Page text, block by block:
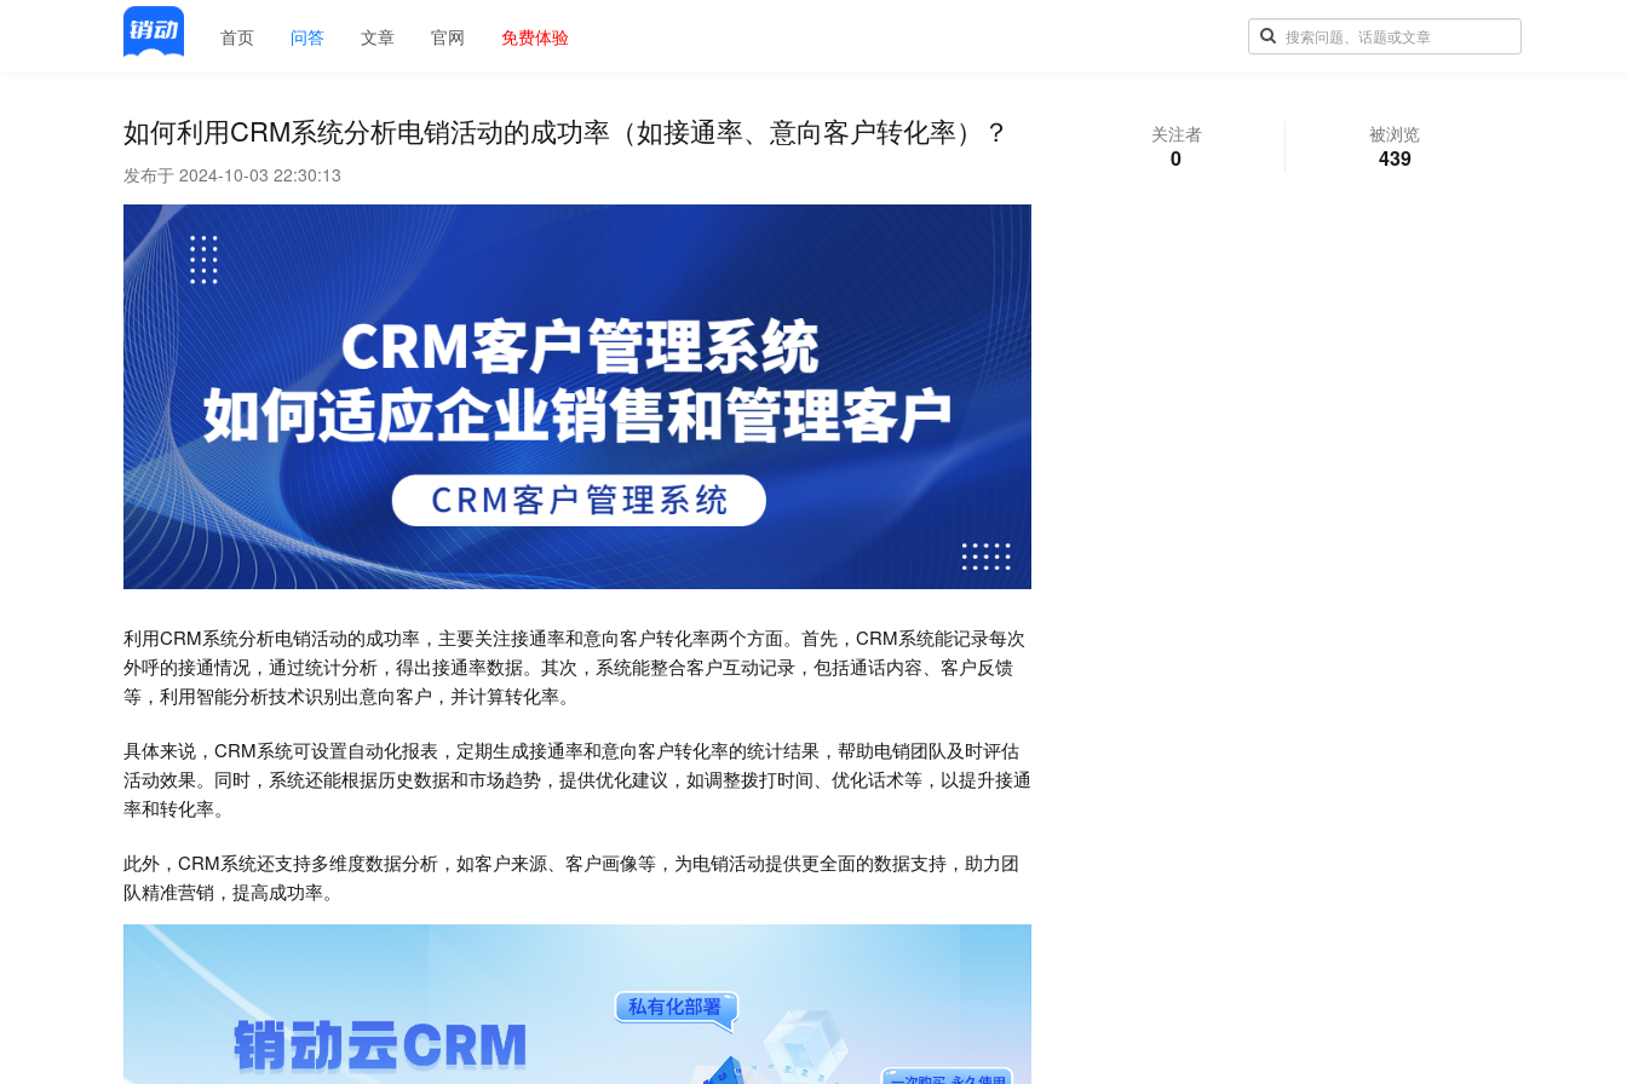
首页 问答 文章 官网 免费体验
如何利用CRM系统分析电销活动的成功率（如接通率、意向客户转化率）？
发布于 2024-10-03 22:30:13
利用CRM系统分析电销活动的成功率，主要关注接通率和意向客户转化率两个方面。首先，CRM系统能记录每次
外呼的接通情况，通过统计分析，得出接通率数据。其次，系统能整合客户互动记录，包括通话内容、客户反馈
等，利用智能分析技术识别出意向客户，并计算转化率。
具体来说，CRM系统可设置自动化报表，定期生成接通率和意向客户转化率的统计结果，帮助电销团队及时评估
活动效果。同时，系统还能根据历史数据和市场趋势，提供优化建议，如调整拨打时间、优化话术等，以提升接通
率和转化率。
此外，CRM系统还支持多维度数据分析，如客户来源、客户画像等，为电销活动提供更全面的数据支持，助力团
队精准营销，提高成功率。
关注者
0
被浏览
439